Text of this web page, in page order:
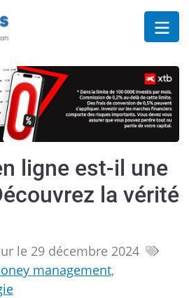
ligne est-il une
la vérité
le 29 décembre 2024
management,